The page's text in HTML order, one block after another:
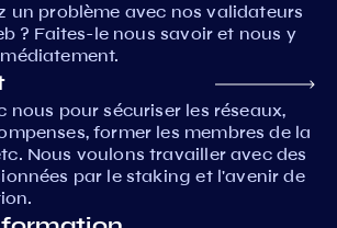
un problème avec nos validateurs
? Faites-le nous savoir et nous y
nous pour sécuriser les réseaux,
former les membres de la
Nous voulons travailler avec des
par le staking et l'avenir de